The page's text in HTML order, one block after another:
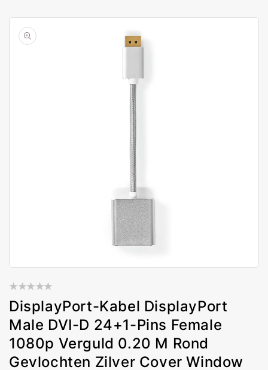
de
geselecteerde
DisplayPort-Kabel DisplayPort
Male DVI-D 24+1-Pins Female
1080p Verguld 0.20 M Rond
Gevlochten Zilver Cover Window